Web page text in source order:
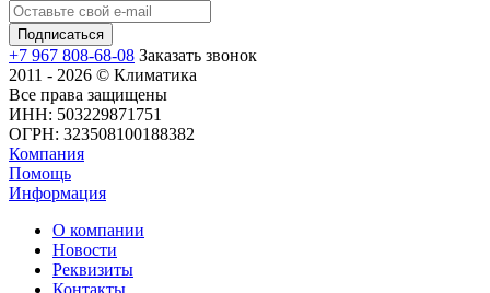
+7 967 808-68-08 Заказать звонок
2011 - 2026 © Климатика
Все права защищены
ИНН: 503229871751
ОГРН: 323508100188382
Компания
Помощь
Информация
О компании
Новости
Реквизиты
Контакты